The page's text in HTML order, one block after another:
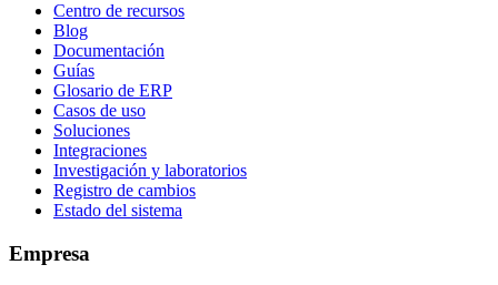
Centro de recursos
Blog
Documentación
Guías
Glosario de ERP
Casos de uso
Soluciones
Integraciones
Investigación y laboratorios
Registro de cambios
Estado del sistema
Empresa